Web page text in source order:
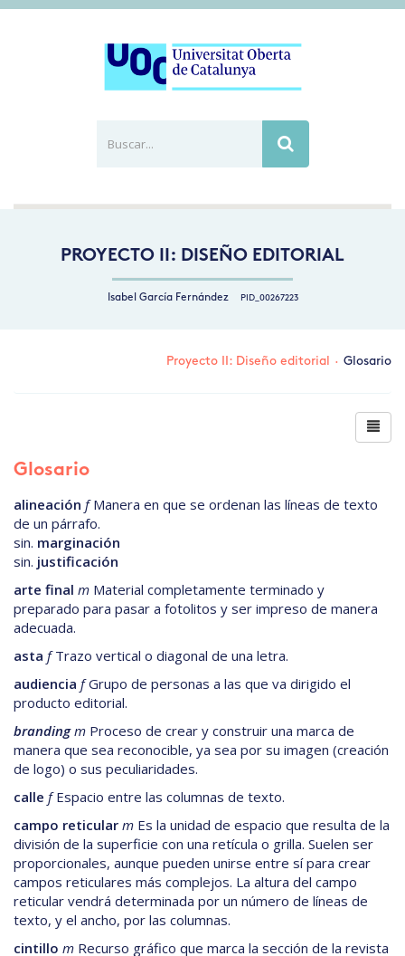
PROYECTO II: DISEÑO EDITORIAL
Isabel García Fernández PID_00267223
Proyecto II: Diseño editorial · Glosario
Glosario
alineación fManera en que se ordenan las líneas de texto
de un párrafo.
sin. marginación
sin. justificación
arte final m Material completamente terminado y
preparado para pasar a fotolitos y ser impreso de manera
adecuada.
asta fTrazo vertical o diagonal de una letra.
audiencia fGrupo de personas a las que va dirigido el
producto editorial.
brandingm Proceso de crear y construir una marca de
manera que sea reconocible, ya sea por su imagen (creación
de logo) o sus peculiaridades.
calle fEspacio entre las columnas de texto.
campo reticular m Es la unidad de espacio que resulta de la
división de la superficie con una retícula o grilla. Suelen ser
proporcionales, aunque pueden unirse entre sí para crear
campos reticulares más complejos. La altura del campo
reticular vendrá determinada por un número de líneas de
texto, y el ancho, por las columnas.
cintillo m Recurso gráfico que marca la sección de la revista